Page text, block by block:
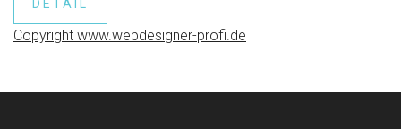
DETAIL
Copyright www.webdesigner-profi.de